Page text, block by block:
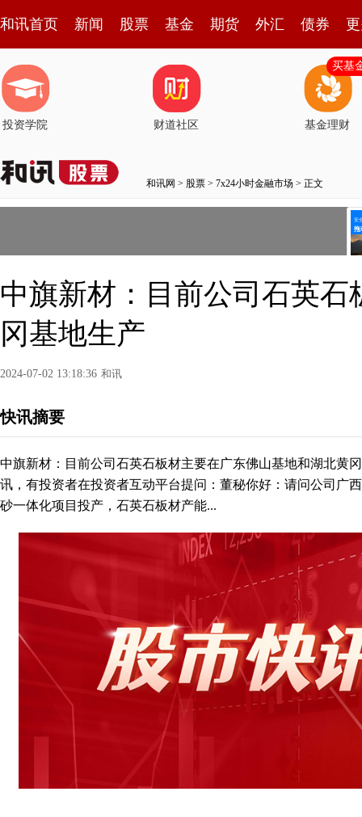
和讯首页 新闻 股票 基金 期货 外汇 债券
投资学院 财道社区 基金理财
买基
和讯网 > 股票 > 7x24小时金融市场 > 正文
中旗新材：目前公司石英
冈基地生产
2024-07-02 13:18:36 和讯
快讯摘要
中旗新材：目前公司石英石板材主要在广东佛山基地和湖北黄
讯，有投资者在投资者互动平台提问：董秘你好：请问公司广
砂一体化项目投产，石英石板材产能...